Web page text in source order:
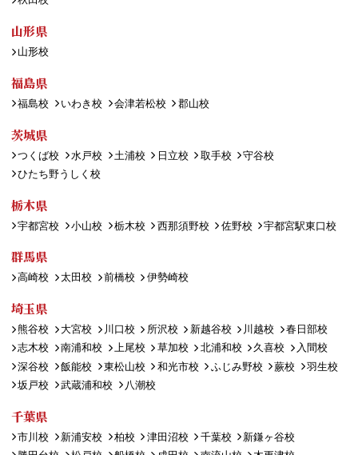
山形県
山形校
福島県
福島校 いわき校 会津若松校 郡山校
茨城県
つくば校 水戸校 土浦校 日立校 取手校
守谷校
ひたち野うしく校
栃木県
宇都宮校 小山校 栃木校 西那須野校 佐野校 宇都宮駅東口校
群馬県
高崎校 太田校 前橋校 伊勢崎校
埼玉県
熊谷校 大宮校 川口校 所沢校 新越谷校 川越校
春日部校
志木校
南浦和校 上尾校 草加校 北浦和校 久喜校
入間校
深谷校
飯能校 東松山校 和光市校 ふじみ野校 蕨校
羽生校
坂戸校
武蔵浦和校 八潮校
千葉県
市川校 新浦安校 柏校 津田沼校 千葉校
新鎌ヶ谷校